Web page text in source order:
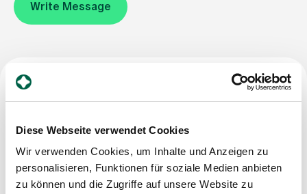
Diese Webseite verwendet Cookies
Wir verwenden Cookies, um Inhalte und Anzeigen zu
personalisieren, Funktionen für soziale Medien anbieten
zu können und die Zugriffe auf unsere Website zu
Latest news
Media
Publications
Write Message
Specialist title
Specialist in urology
Career Path